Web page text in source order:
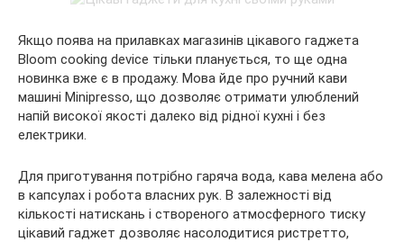
Якщо поява на прилавках магазинів цікавого гаджета
Bloom cooking device тільки планується, то ще одна
новинка вже є в продажу. Мова йде про ручний кави
машині Minipresso, що дозволяє отримати улюблений
напій високої якості далеко від рідної кухні і без
електрики.
Для приготування потрібно гаряча вода, кава мелена або
в капсулах і робота власних рук. В залежності від
кількості натискань і створеного атмосферного тиску
цікавий гаджет дозволяє насолодитися ристретто,